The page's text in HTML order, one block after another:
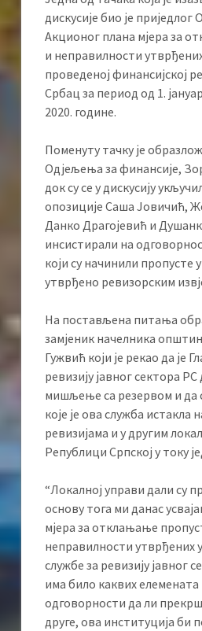
дискусије био је приједлог
Акционог плана мјера за
и неправилности
проведеној финансијској
Србац за период од 1.
2020. године.
Поменуту тачку је
Одјељења за финансије,
док су се у дискусију
опозиције Саша Јовичић,
Данко Драгојевић и
инсистирали на
који су начинили пропусте
утврђено ревизорским
На постављена питања
замјеник начелника
Гужвић који је рекао да је
ревизију јавног сектора РС
мишљење са резервом и да
које је ова служба истакла
ревизијама и у другим
Републици Српској у току
“Локалној управи дали су
основу тога ми данас
мјера за отклањање
неправилности утврђених
службе за ревизију јавног
има било каквих елемената
одговорности да ли
друге, ова институција би